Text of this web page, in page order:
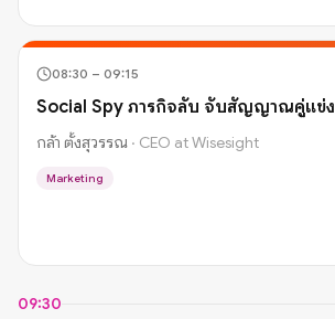
08:30 – 09:15
Social Spy ภารกิจลับ จับสัญญาณคู่แข่ง
กล้า ตั้งสุวรรณ · CEO at Wisesight
Marketing
09:30